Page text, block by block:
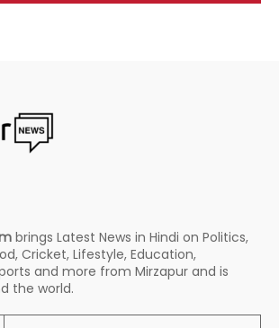
brings Latest News in Hindi on Politics,
Cricket, Lifestyle, Education,
and more from Mirzapur and is
the world.